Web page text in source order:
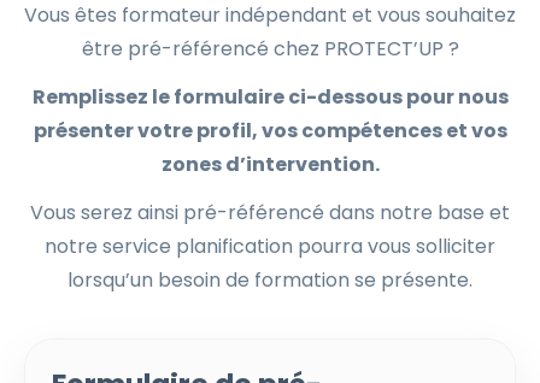
Vous êtes formateur indépendant et vous souhaitez
être pré-référencé chez PROTECT’UP ?
Remplissez le formulaire ci-dessous pour nous
présenter votre profil, vos compétences et vos
zones d’intervention.
Vous serez ainsi pré-référencé dans notre base et
notre service planification pourra vous solliciter
lorsqu’un besoin de formation se présente.